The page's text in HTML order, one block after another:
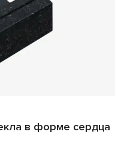
в форме сердца